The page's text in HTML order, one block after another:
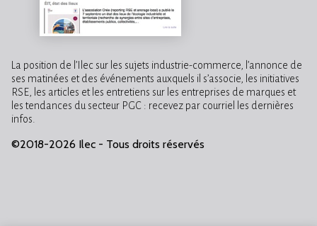
La position de l’Ilec sur les sujets industrie-commerce, l’annonce de
ses matinées et des événements auxquels il s’associe, les initiatives
RSE, les articles et les entretiens sur les entreprises de marques et
les tendances du secteur PGC : recevez par courriel les dernières
infos.
©2018-2026 Ilec - Tous droits réservés